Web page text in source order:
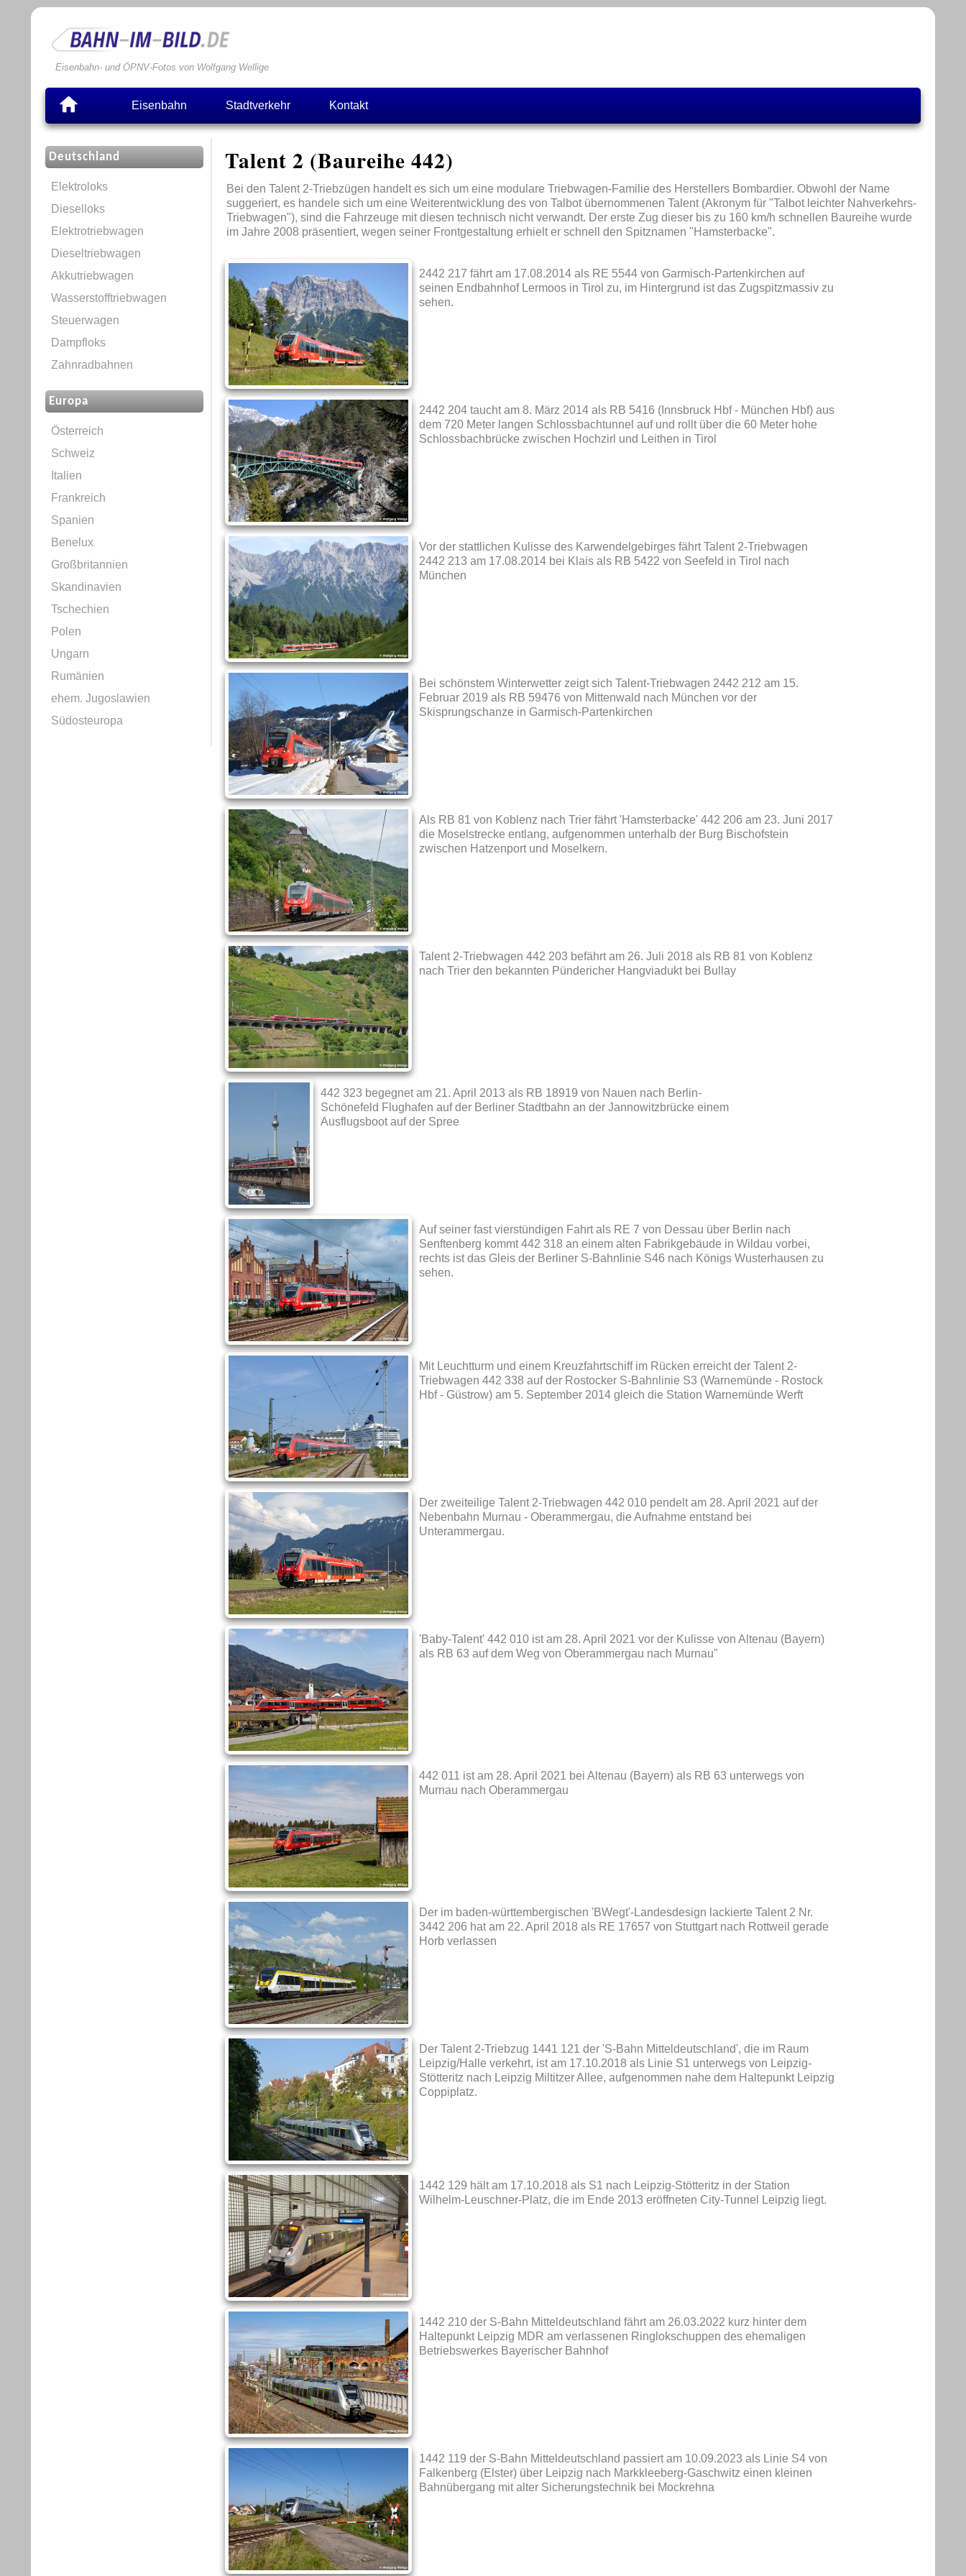
Eisenbahn- und ÖPNV-Fotos von Wolfgang Wellige
Eisenbahn Stadtverkehr Kontakt
Deutschland
Elektroloks
Dieselloks
Elektrotriebwagen
Dieseltriebwagen
Akkutriebwagen
Wasserstofftriebwagen
Steuerwagen
Dampfloks
Zahnradbahnen
Europa
Österreich
Schweiz
Italien
Frankreich
Spanien
Benelux
Großbritannien
Skandinavien
Tschechien
Polen
Ungarn
Rumänien
ehem. Jugoslawien
Südosteuropa
Talent 2 (Baureihe 442)
Bei den Talent 2-Triebzügen handelt es sich um eine modulare Triebwagen-Familie des Herstellers Bombardier. Obwohl der Name
suggeriert, es handele sich um eine Weiterentwicklung des von Talbot übernommenen Talent (Akronym für "Talbot leichter Nahverkehrs-
Triebwagen"), sind die Fahrzeuge mit diesen technisch nicht verwandt. Der erste Zug dieser bis zu 160 km/h schnellen Baureihe wurde
im Jahre 2008 präsentiert, wegen seiner Frontgestaltung erhielt er schnell den Spitznamen "Hamsterbacke".
2442 217 fährt am 17.08.2014 als RE 5544 von Garmisch-Partenkirchen auf
seinen Endbahnhof Lermoos in Tirol zu, im Hintergrund ist das Zugspitzmassiv zu
sehen.
2442 204 taucht am 8. März 2014 als RB 5416 (Innsbruck Hbf - München Hbf) aus
dem 720 Meter langen Schlossbachtunnel auf und rollt über die 60 Meter hohe
Schlossbachbrücke zwischen Hochzirl und Leithen in Tirol
Vor der stattlichen Kulisse des Karwendelgebirges fährt Talent 2-Triebwagen
2442 213 am 17.08.2014 bei Klais als RB 5422 von Seefeld in Tirol nach
München
Bei schönstem Winterwetter zeigt sich Talent-Triebwagen 2442 212 am 15.
Februar 2019 als RB 59476 von Mittenwald nach München vor der
Skisprungschanze in Garmisch-Partenkirchen
Als RB 81 von Koblenz nach Trier fährt 'Hamsterbacke' 442 206 am 23. Juni 2017
die Moselstrecke entlang, aufgenommen unterhalb der Burg Bischofstein
zwischen Hatzenport und Moselkern.
Talent 2-Triebwagen 442 203 befährt am 26. Juli 2018 als RB 81 von Koblenz
nach Trier den bekannten Pündericher Hangviadukt bei Bullay
442 323 begegnet am 21. April 2013 als RB 18919 von Nauen nach Berlin-
Schönefeld Flughafen auf der Berliner Stadtbahn an der Jannowitzbrücke einem
Ausflugsboot auf der Spree
Auf seiner fast vierstündigen Fahrt als RE 7 von Dessau über Berlin nach
Senftenberg kommt 442 318 an einem alten Fabrikgebäude in Wildau vorbei,
rechts ist das Gleis der Berliner S-Bahnlinie S46 nach Königs Wusterhausen zu
sehen.
Mit Leuchtturm und einem Kreuzfahrtschiff im Rücken erreicht der Talent 2-
Triebwagen 442 338 auf der Rostocker S-Bahnlinie S3 (Warnemünde - Rostock
Hbf - Güstrow) am 5. September 2014 gleich die Station Warnemünde Werft
Der zweiteilige Talent 2-Triebwagen 442 010 pendelt am 28. April 2021 auf der
Nebenbahn Murnau - Oberammergau, die Aufnahme entstand bei
Unterammergau.
'Baby-Talent' 442 010 ist am 28. April 2021 vor der Kulisse von Altenau (Bayern)
als RB 63 auf dem Weg von Oberammergau nach Murnau"
442 011 ist am 28. April 2021 bei Altenau (Bayern) als RB 63 unterwegs von
Murnau nach Oberammergau
Der im baden-württembergischen 'BWegt'-Landesdesign lackierte Talent 2 Nr.
3442 206 hat am 22. April 2018 als RE 17657 von Stuttgart nach Rottweil gerade
Horb verlassen
Der Talent 2-Triebzug 1441 121 der 'S-Bahn Mitteldeutschland', die im Raum
Leipzig/Halle verkehrt, ist am 17.10.2018 als Linie S1 unterwegs von Leipzig-
Stötteritz nach Leipzig Miltitzer Allee, aufgenommen nahe dem Haltepunkt Leipzig
Coppiplatz.
1442 129 hält am 17.10.2018 als S1 nach Leipzig-Stötteritz in der Station
Wilhelm-Leuschner-Platz, die im Ende 2013 eröffneten City-Tunnel Leipzig liegt.
1442 210 der S-Bahn Mitteldeutschland fährt am 26.03.2022 kurz hinter dem
Haltepunkt Leipzig MDR am verlassenen Ringlokschuppen des ehemaligen
Betriebswerkes Bayerischer Bahnhof
1442 119 der S-Bahn Mitteldeutschland passiert am 10.09.2023 als Linie S4 von
Falkenberg (Elster) über Leipzig nach Markkleeberg-Gaschwitz einen kleinen
Bahnübergang mit alter Sicherungstechnik bei Mockrehna